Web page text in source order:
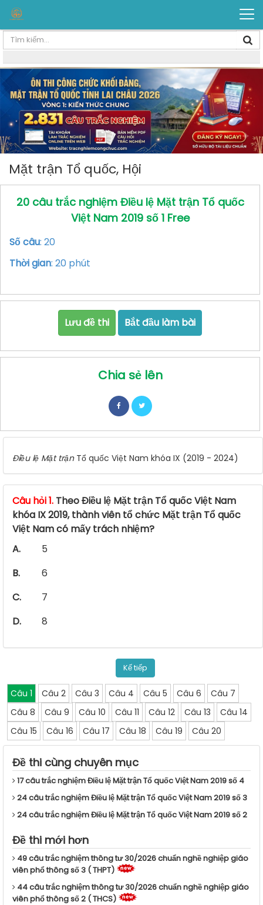
Mặt trận Tổ quốc, Hội
20 câu trắc nghiệm Điều lệ Mặt trận Tổ quốc
Việt Nam 2019 số 1 Free
Số câu: 20
Thời gian: 20 phút
Lưu đề thi Bắt đầu làm bài
Chia sẻ lên
Điều lệ Mặt trậnTổ quốc Việt Nam khóa IX (2019 - 2024)
Câu hỏi 1. Theo Điều lệ Mặt trận Tổ quốc Việt Nam
khóa IX 2019, thành viên tổ chức Mặt trận Tổ quốc
Việt Nam có mấy trách nhiệm?
A.
5
B.
6
C.
7
D.
8
Kế tiếp
Câu 1 Câu 2 Câu 3 Câu 4 Câu 5 Câu 6
Câu 7
Câu 8
Câu 9 Câu 10 Câu 11 Câu 12 Câu 13
Câu 14
Câu 15
Câu 16 Câu 17 Câu 18 Câu 19 Câu 20
Đề thi cùng chuyên mục
17 câu trắc nghiệm Điều lệ Mặt trận Tổ quốc Việt Nam 2019 số 4
24 câu trắc nghiệm Điều lệ Mặt trận Tổ quốc Việt Nam 2019 số 3
24 câu trắc nghiệm Điều lệ Mặt trận Tổ quốc Việt Nam 2019 số 2
Đề thi mới hơn
49 câu trắc nghiệm thông tư 30/2026 chuẩn nghề nghiệp giáo
viên phổ thông số 3 ( THPT)
44 câu trắc nghiệm thông tư 30/2026 chuẩn nghề nghiệp giáo
viên phổ thông số 2 ( THCS)